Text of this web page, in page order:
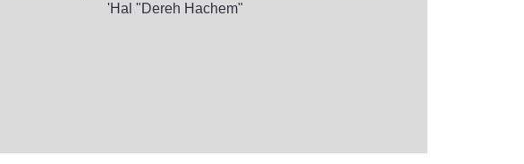
'Hal "Dereh Hachem"